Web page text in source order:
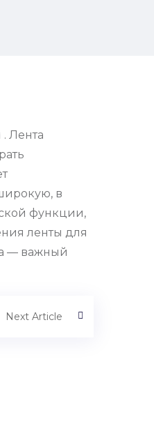
Лента
в
функции,
ленты для
— важный
Next Article